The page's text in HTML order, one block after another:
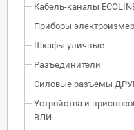
Кабель-каналы
Приборы
Шкафы уличные
Разъединители
Силовые разъемы
Устройства и
ВЛИ